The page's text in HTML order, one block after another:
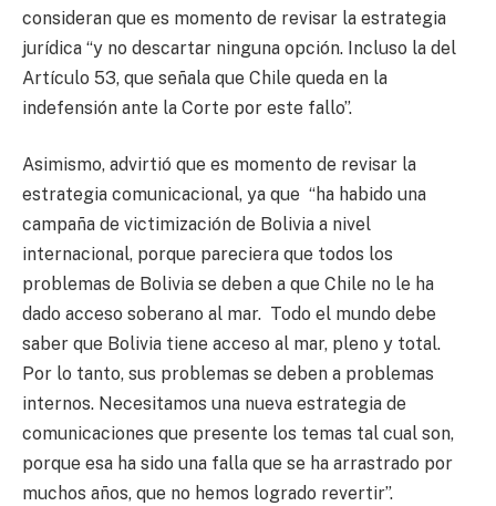
consideran que es momento de revisar la estrategia
jurídica “y no descartar ninguna opción. Incluso la del
Artículo 53, que señala que Chile queda en la
indefensión ante la Corte por este fallo”.
Asimismo, advirtió que es momento de revisar la
estrategia comunicacional, ya que “ha habido una
campaña de victimización de Bolivia a nivel
internacional, porque pareciera que todos los
problemas de Bolivia se deben a que Chile no le ha
dado acceso soberano al mar. Todo el mundo debe
saber que Bolivia tiene acceso al mar, pleno y total.
Por lo tanto, sus problemas se deben a problemas
internos. Necesitamos una nueva estrategia de
comunicaciones que presente los temas tal cual son,
porque esa ha sido una falla que se ha arrastrado por
muchos años, que no hemos logrado revertir”.